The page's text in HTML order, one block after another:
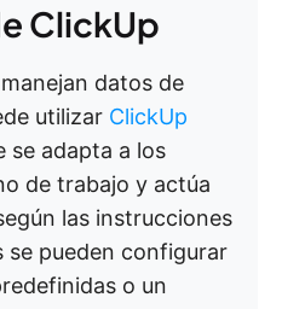
ClickUp
datos de
utilizar ClickUp
se adapta a los
de trabajo y actúa
las instrucciones
se pueden configurar
o un